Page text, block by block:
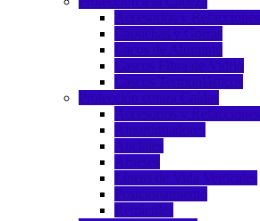
Accesorios y Refacciones
Capuchas y Gorras
Cacos de Aluminio
Cascos Fibra de Vidrio
Cascos Termoplásticos
Protección contra Caídas
Accesorios y Refacciones
Amortiguadores
Anclajes
Arneses
Líneas de Vida Verticales
Posicionamiento
Retráctiles